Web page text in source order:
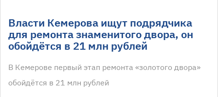
Власти Кемерова ищут подрядчика
для ремонта знаменитого двора, он
обойдётся в 21 млн рублей
В Кемерове первый этап ремонта «золотого двора»
обойдётся в 21 млн рублей